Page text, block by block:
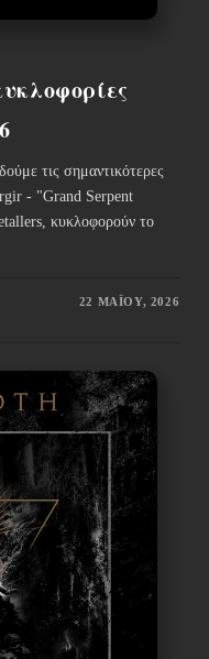
τις σημαντικότερες
- "Grand Serpent
κυκλοφορούν το
22 ΜΑΪ́ΟΥ, 2026